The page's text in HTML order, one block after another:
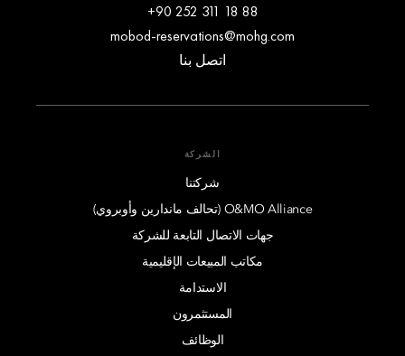
+90 252 311 18 88
mobod-reservations@mohg.com
اتصل بنا
الشركة
شركتنا
O&MO Alliance (تحالف ماندارين وأوبروي)
جهات الاتصال التابعة للشركة
مكاتب المبيعات الإقليمية
الاستدامة
المستثمرون
الوظائف